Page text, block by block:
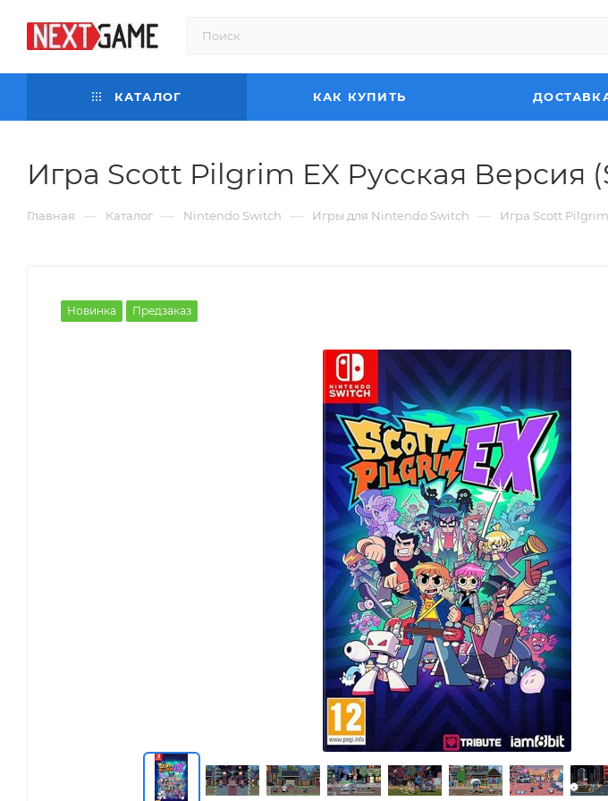
КАТАЛОГ КАК КУПИТЬ
Игра Scott Pilgrim EX Русская Версия
Главная — Каталог — Nintendo Switch — Игры для Nintendo Switch — Игра Scott
Новинка Предзаказ